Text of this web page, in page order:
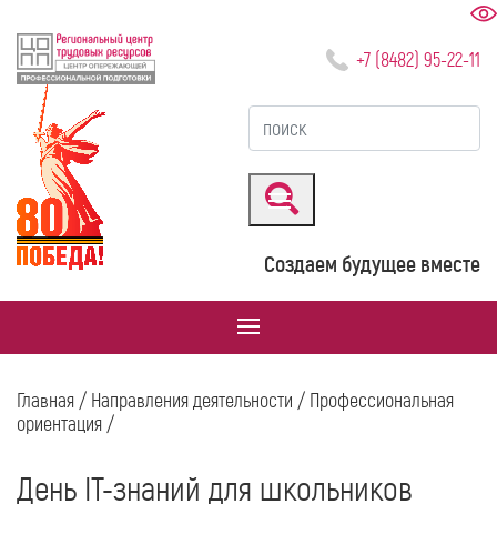
+7 (8482) 95-22-11
Создаем будущее вместе
Главная/ Направления деятельности / Профессиональная
ориентация/
День IT-знаний для школьников